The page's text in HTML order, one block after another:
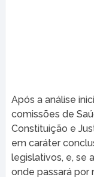
Após a análise
comissões de
Constituição e
em caráter
legislativos, e, se
onde passará por